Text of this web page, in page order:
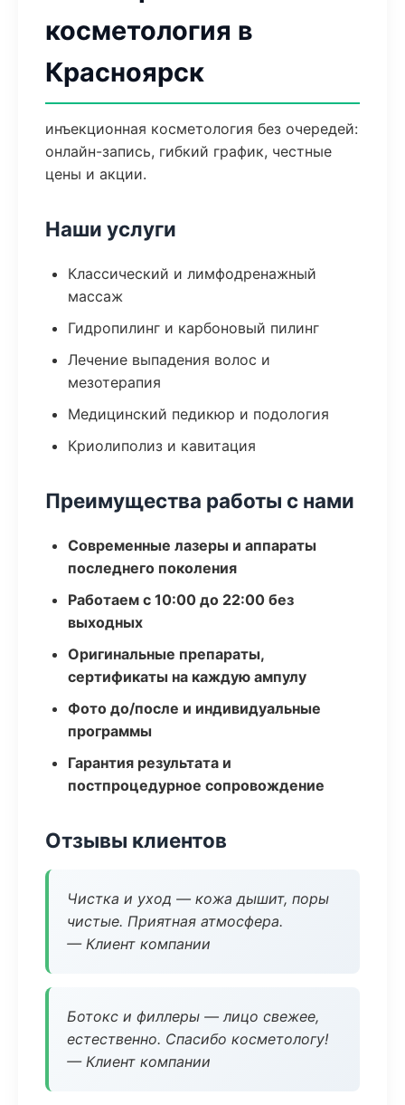
косметология в
Красноярск
инъекционная косметология без очередей:
онлайн-запись, гибкий график, честные
цены и акции.
Наши услуги
Классический и лимфодренажный
массаж
Гидропилинг и карбоновый пилинг
Лечение выпадения волос и
мезотерапия
Медицинский педикюр и подология
Криолиполиз и кавитация
Преимущества работы с нами
Современные лазеры и аппараты
последнего поколения
Работаем с 10:00 до 22:00 без
выходных
Оригинальные препараты,
сертификаты на каждую ампулу
Фото до/после и индивидуальные
программы
Гарантия результата и
постпроцедурное сопровождение
Отзывы клиентов
Чистка и уход — кожа дышит, поры
чистые. Приятная атмосфера.
— Клиент компании
Ботокс и филлеры — лицо свежее,
естественно. Спасибо косметологу!
— Клиент компании